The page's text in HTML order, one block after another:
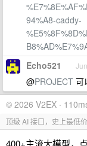
94%A8-caddy-
Echo521
@PROJECT 可
© 2026 V2EX ·
顶级 AI 接口，史上最低价
400+主流大模型，